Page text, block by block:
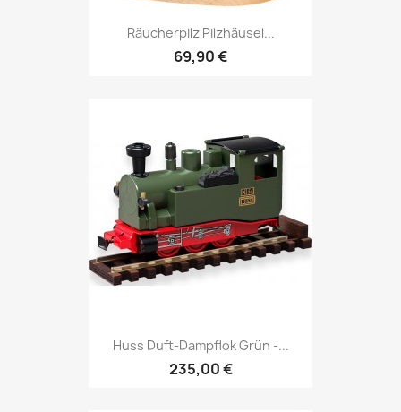
Räucherpilz Pilzhäusel...
69,90 €
Huss Duft-Dampflok Grün -...
235,00 €